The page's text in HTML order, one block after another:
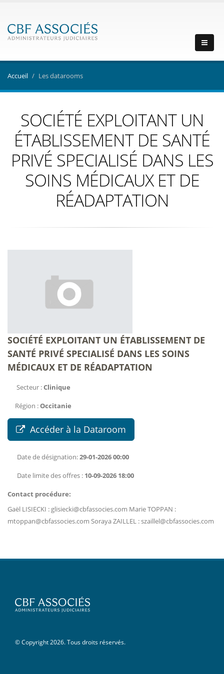
Accueil Les datarooms
SOCIÉTÉ EXPLOITANT UN
ÉTABLISSEMENT DE SANTÉ
PRIVÉ SPECIALISÉ DANS LES
SOINS MÉDICAUX ET DE
RÉADAPTATION
SOCIÉTÉ EXPLOITANT UN ÉTABLISSEMENT DE
SANTÉ PRIVÉ SPECIALISÉ DANS LES SOINS
MÉDICAUX ET DE RÉADAPTATION
Secteur :Clinique
Région :Occitanie
Accéder à la Dataroom
Date de désignation:29-01-2026 00:00
Date limite des offres : 10-09-2026 18:00
Contact procédure:
Gaël LISIECKI : glisiecki@cbfassocies.com Marie TOPPAN :
mtoppan@cbfassocies.com Soraya ZAILLEL : szaillel@cbfassocies.com
© Copyright 2026. Tous droits réservés.